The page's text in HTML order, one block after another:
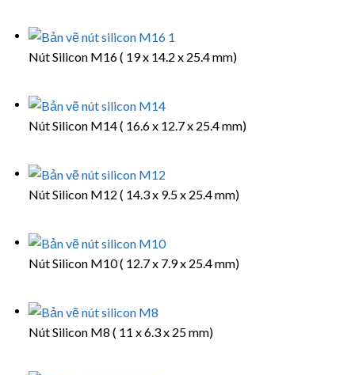
Nút Silicon M16 ( 19 x 14.2 x 25.4 mm)
Nút Silicon M14 ( 16.6 x 12.7 x 25.4 mm)
Nút Silicon M12 ( 14.3 x 9.5 x 25.4 mm)
Nút Silicon M10 ( 12.7 x 7.9 x 25.4 mm)
Nút Silicon M8 ( 11 x 6.3 x 25 mm)